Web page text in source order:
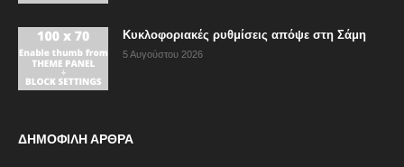
Κυκλοφοριακές ρυθμίσεις απόψε στη Σάμη
5 Αυγούστου 2026
ΔΗΜΟΦΙΛΗ ΑΡΘΡΑ